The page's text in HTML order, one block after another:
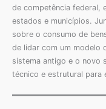
de competência federal,
estados e municípios.
sobre o consumo de
de lidar com um modelo
sistema antigo e o novo
técnico e estrutural para